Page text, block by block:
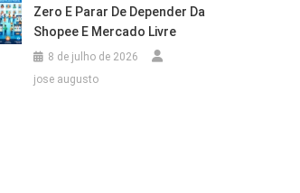
Zero E Parar De Depender Da
Shopee E Mercado Livre
8 de julho de 2026
jose augusto